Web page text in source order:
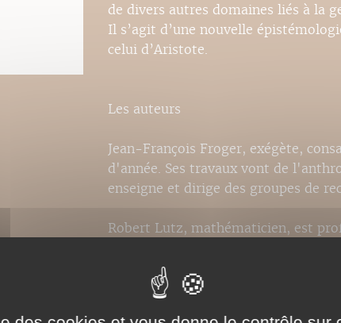
de divers autres domaines liés à la
Il s’agit d’une nouvelle
celui d’Aristote.
Les auteurs
Jean-François Froger, exégète,
d'année. Ses travaux vont de
enseigne et dirige des groupes de
Robert Lutz, mathématicien, est
fondé il y a 30 ans le laboratoire
Ses travaux portent sur la
logique et les applications à la